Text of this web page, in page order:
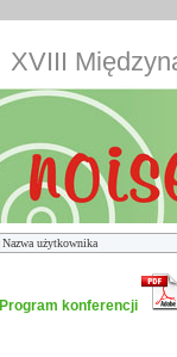
XVIII
Program konferencji